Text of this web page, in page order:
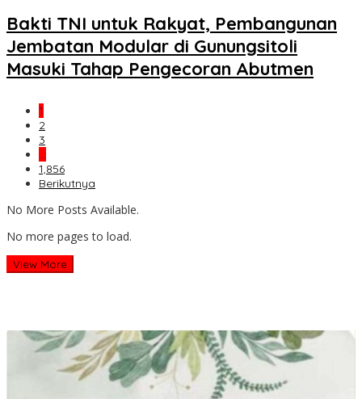
Bakti TNI untuk Rakyat, Pembangunan
Jembatan Modular di Gunungsitoli
Masuki Tahap Pengecoran Abutmen
1
2
3
…
1,856
Berikutnya
No More Posts Available.
No more pages to load.
View More